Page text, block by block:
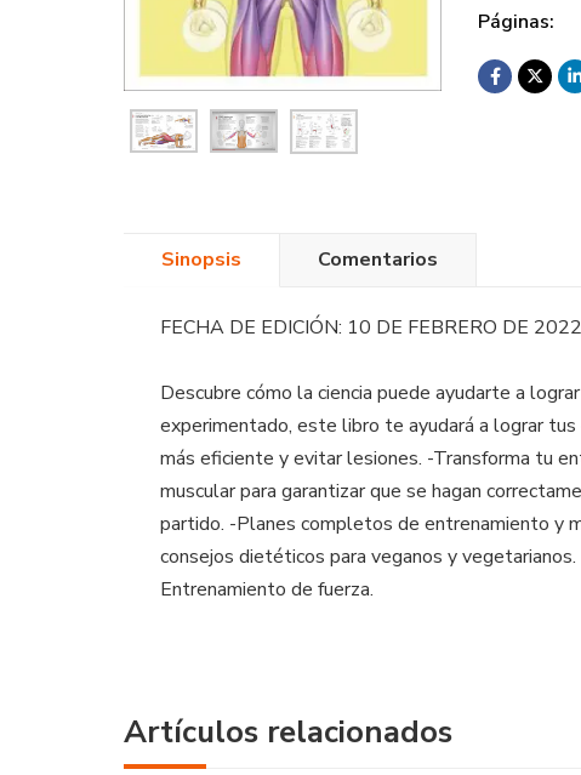
Páginas:
Sinopsis Comentarios
FECHA DE EDICIÓN: 10 DE FEBRERO DE 2022
Descubre cómo la ciencia puede ayudarte a
experimentado, este libro te ayudará a lograr
más eficiente y evitar lesiones. -Transforma tu
muscular para garantizar que se hagan
partido. -Planes completos de entrenamiento y
consejos dietéticos para veganos y
Entrenamiento de fuerza.
Artículos relacionados